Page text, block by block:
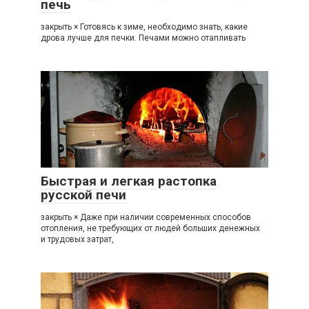
печь
закрыть × Готовясь к зиме, необходимо знать, какие
дрова лучше для печки. Печами можно отапливать
Быстрая и легкая растопка
русской печи
закрыть × Даже при наличии современных способов
отопления, не требующих от людей больших денежных
и трудовых затрат,